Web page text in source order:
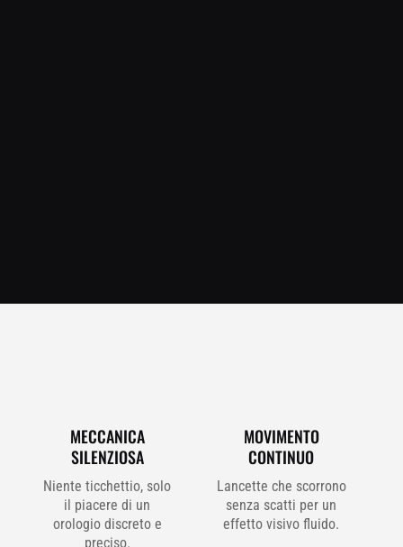
MECCANICA
SILENZIOSA
Niente ticchettio, solo
il piacere di un
orologio discreto e
preciso.
MOVIMENTO
CONTINUO
Lancette che scorrono
senza scatti per un
effetto visivo fluido.